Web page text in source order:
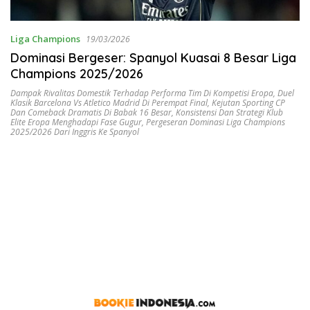
Liga Champions 19/03/2026
Dominasi Bergeser: Spanyol Kuasai 8 Besar Liga
Champions 2025/2026
Dampak Rivalitas Domestik Terhadap Performa Tim Di Kompetisi Eropa, Duel
Klasik Barcelona Vs Atletico Madrid Di Perempat Final, Kejutan Sporting CP
Dan Comeback Dramatis Di Babak 16 Besar, Konsistensi Dan Strategi Klub
Elite Eropa Menghadapi Fase Gugur, Pergeseran Dominasi Liga Champions
2025/2026 Dari Inggris Ke Spanyol